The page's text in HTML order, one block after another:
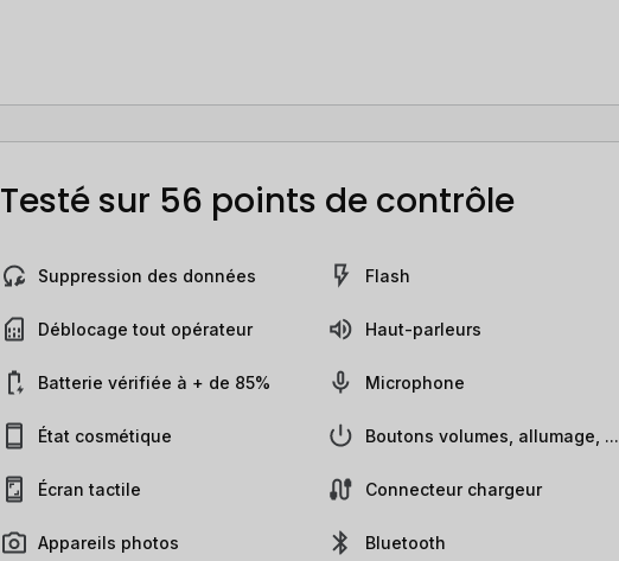
Testé sur 56 points de contrôle
Suppression des données
Déblocage tout opérateur
Batterie vérifiée à + de 85%
État cosmétique
Écran tactile
Appareils photos
Flash
Haut-parleurs
Microphone
Boutons volumes, allumage, ...
Connecteur chargeur
Bluetooth